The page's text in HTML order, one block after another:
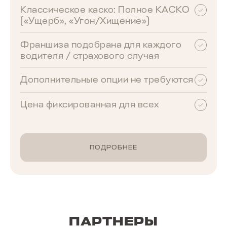
Классическое каско: Полное КАСКО
(«Ущерб», «Угон/Хищение»)
Франшиза подобрана для каждого
водителя / страхового случая
Дополнительные опции не требуются
Цена фиксированная для всех
ПОДРОБНЕЕ
ПАРТНЕРЫ